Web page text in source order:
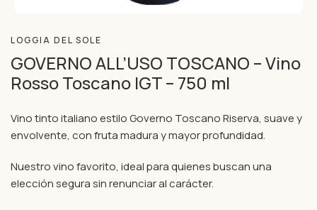
LOGGIA DEL SOLE
GOVERNO ALL’USO TOSCANO – Vino
Rosso Toscano IGT – 750 ml
Vino tinto italiano estilo Governo Toscano Riserva, suave y
envolvente, con fruta madura y mayor profundidad.
Nuestro vino favorito, ideal para quienes buscan una
elección segura sin renunciar al carácter.